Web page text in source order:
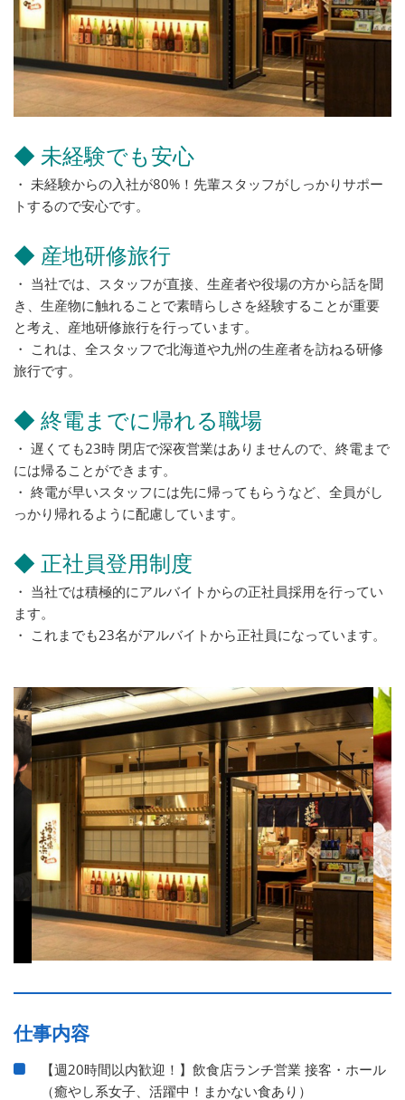
◆ 未経験でも安心
・ 未経験からの入社が80%！先輩スタッフがしっかりサポー
トするので安心です。
◆ 産地研修旅行
・ 当社では、スタッフが直接、生産者や役場の方から話を聞
き、生産物に触れることで素晴らしさを経験することが重要
と考え、産地研修旅行を行っています。
・ これは、全スタッフで北海道や九州の生産者を訪ねる研修
旅行です。
◆ 終電までに帰れる職場
・ 遅くても23時 閉店で深夜営業はありませんので、終電まで
には帰ることができます。
・ 終電が早いスタッフには先に帰ってもらうなど、全員がし
っかり帰れるように配慮しています。
◆ 正社員登用制度
・ 当社では積極的にアルバイトからの正社員採用を行ってい
ます。
・ これまでも23名がアルバイトから正社員になっています。
仕事内容
【週20時間以内歓迎！】飲食店ランチ営業 接客・ホール
（癒やし系女子、活躍中！まかない食あり）